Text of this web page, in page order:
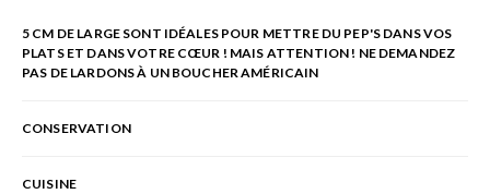
5 CM DE LARGE SONT IDÉALES POUR METTRE DU PEP'S DANS VOS
PLATS ET DANS VOTRE CŒUR ! MAIS ATTENTION ! NE DEMANDEZ
PAS DE LARDONS À UN BOUCHER AMÉRICAIN
CONSERVATION
CUISINE